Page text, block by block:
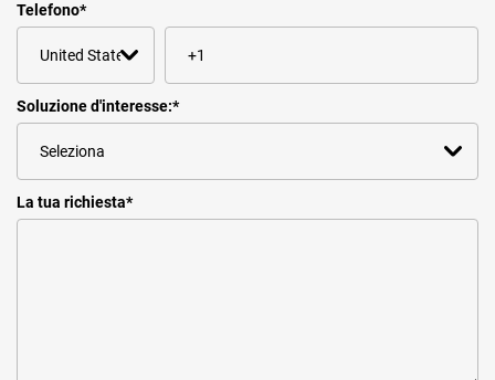
Telefono*
Soluzione d'interesse:*
La tua richiesta*